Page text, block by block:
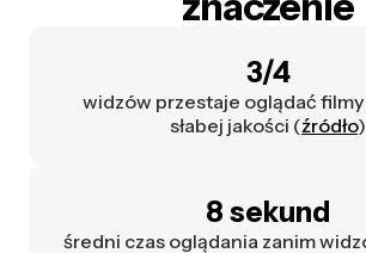
3/4
widzów przestaje oglądać
słabej jakości (źródło)
8 sekund
średni czas oglądania zanim